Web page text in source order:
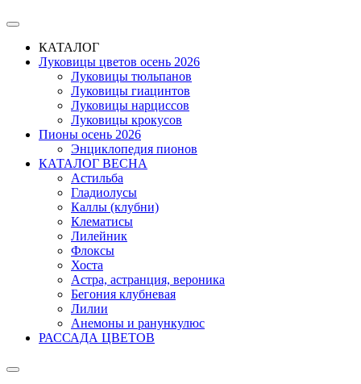
КАТАЛОГ
Луковицы цветов осень 2026
Луковицы тюльпанов
Луковицы гиацинтов
Луковицы нарциссов
Луковицы крокусов
Пионы осень 2026
Энциклопедия пионов
КАТАЛОГ ВЕСНА
Астильба
Гладиолусы
Каллы (клубни)
Клематисы
Лилейник
Флоксы
Хоста
Астра, астранция, вероника
Бегония клубневая
Лилии
Анемоны и ранункулюс
РАССАДА ЦВЕТОВ